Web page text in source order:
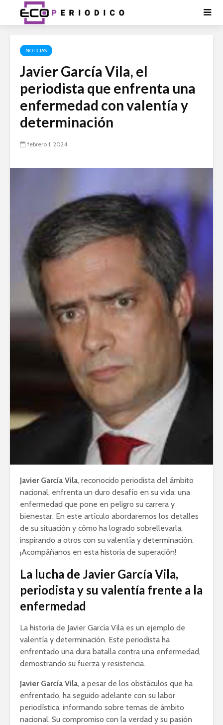
NOTICIAS
Javier García Vila, el
periodista que enfrenta una
enfermedad con valentía y
determinación
febrero 1, 2024
Javier García Vila, reconocido periodista del ámbito
nacional, enfrenta un duro desafío en su vida: una
enfermedad que pone en peligro su carrera y
bienestar. En este artículo abordaremos los detalles
de su situación y cómo ha logrado sobrellevarla,
inspirando a otros con su valentía y determinación.
¡Acompáñanos en esta historia de superación!
La lucha de Javier García Vila,
periodista y su valentía frente a la
enfermedad
La historia de Javier García Vila es un ejemplo de
valentía y determinación. Este periodista ha
enfrentado una dura batalla contra una enfermedad,
demostrando su fuerza y resistencia.
Javier García Vila, a pesar de los obstáculos que ha
enfrentado, ha seguido adelante con su labor
periodística, informando sobre temas de ámbito
nacional. Su compromiso con la verdad y su pasión